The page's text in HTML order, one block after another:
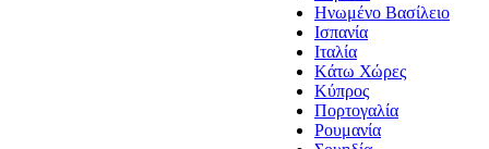
Hνωμένο Βασίλειο
Ισπανία
Ιταλία
Kάτω Χώρες
Kύπρος
Πορτογαλία
Ρουμανία